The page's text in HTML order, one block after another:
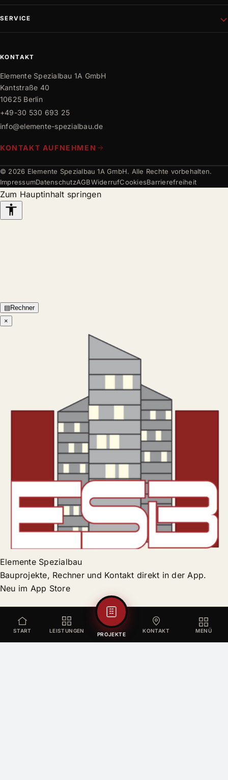
Gewerbebau
SERVICE
FAQ
KONTAKT
Elemente Spezialbau 1A GmbH
Kantstraße 40
10625 Berlin
+49-30 530 693 25
info@elemente-spezialbau.de
KONTAKT AUFNEHMEN
© 2026 Elemente Spezialbau 1A GmbH. Alle Rechte vorbehalten.
ImpressumDatenschutzAGBWiderrufCookiesBarrierefreiheit
START LEISTUNGEN
PROJEKTE
KONTAKT MENÜ
Zum Hauptinhalt springen
Barrierefreiheits-
▤Rechner
×
Elemente Spezialbau
Bauprojekte, Rechner und Kontakt direkt in der App.
Neu im App Store